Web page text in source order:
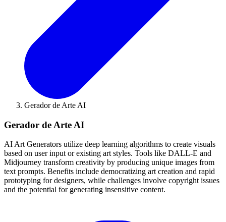
Gerador de Arte AI
Gerador de Arte AI
AI Art Generators utilize deep learning algorithms to create visuals
based on user input or existing art styles. Tools like DALL-E and
Midjourney transform creativity by producing unique images from
text prompts. Benefits include democratizing art creation and rapid
prototyping for designers, while challenges involve copyright issues
and the potential for generating insensitive content.